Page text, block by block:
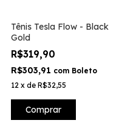
Tênis Tesla Flow - Black
Gold
R$319,90
R$303,91 com Boleto
12 x de R$32,55
Comprar